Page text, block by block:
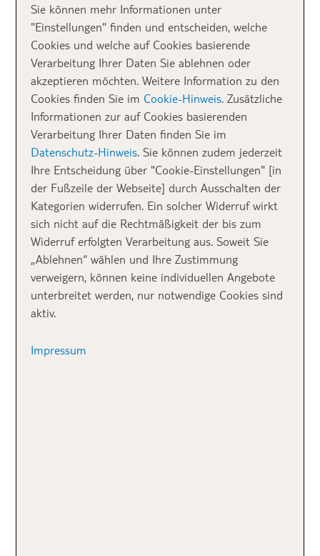
besten deutschen
Campingplätze mit
Hund
Es ist gar nicht so einfach, den perfekten
Campingplatz für einen Hundeurlaub zu finden. Um
dir die Entscheidung zu erleichtern, haben wir die
besten Plätze für dich zusammengestellt. Dafür
haben wir über 1.300 hundefreundliche
Campingplätze von pincamp.de analysiert.Zu den
Kategorien, nach denen wir die Top 100 ausgewählt
haben, gehören z. B. Stellplätze, Strandnähe, Google-
Bewertungen, Feuerwerkverbot und Tierarztpraxen in
der Nähe. Herausgekommen sinddie 100
hundefreundlichen Campingplätze in Deutschland
(nach Camping mit Hund-Score), die für Mensch und
Sie können mehr Informationen unter
"Einstellungen" finden und entscheiden, welche
Cookies und welche auf Cookies basierende
Verarbeitung Ihrer Daten Sie ablehnen oder
akzeptieren möchten. Weitere Information zu den
Cookies finden Sie im Cookie-Hinweis. Zusätzliche
Informationen zur auf Cookies basierenden
Verarbeitung Ihrer Daten finden Sie im
Datenschutz-Hinweis. Sie können zudem jederzeit
Ihre Entscheidung über "Cookie-Einstellungen" [in
der Fußzeile der Webseite] durch Ausschalten der
Kategorien widerrufen. Ein solcher Widerruf wirkt
sich nicht auf die Rechtmäßigkeit der bis zum
Widerruf erfolgten Verarbeitung aus. Soweit Sie
„Ablehnen“ wählen und Ihre Zustimmung
verweigern, können keine individuellen Angebote
unterbreitet werden, nur notwendige Cookies sind
aktiv.
Impressum